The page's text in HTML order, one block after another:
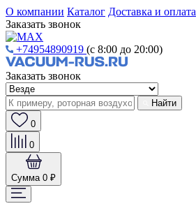
О компании Каталог Доставка и оплата
Заказать звонок
+74954890919 (с 8:00 до 20:00)
Заказать звонок
Найти
0
0
Сумма 0 ₽